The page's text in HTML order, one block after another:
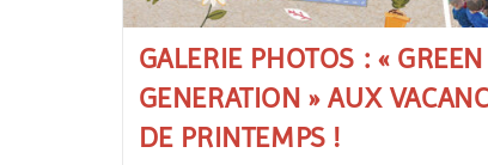
GALERIE PHOTOS : « GREEN
GENERATION » AUX
DE PRINTEMPS !